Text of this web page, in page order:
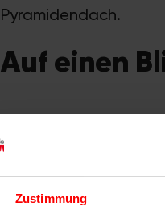
Zustimmung
Pyramidendach.
Auf einen
Name
Wo